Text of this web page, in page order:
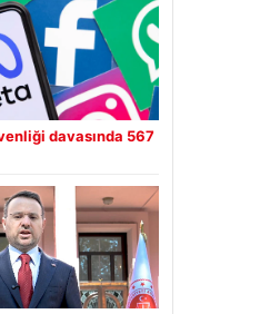
davasında 567